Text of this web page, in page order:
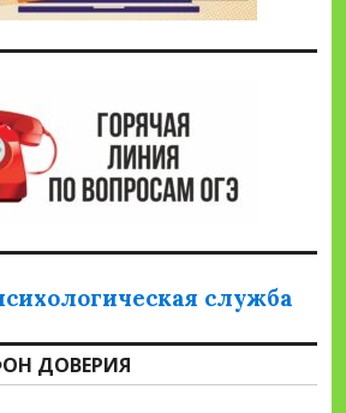
служба
ДОВЕРИЯ